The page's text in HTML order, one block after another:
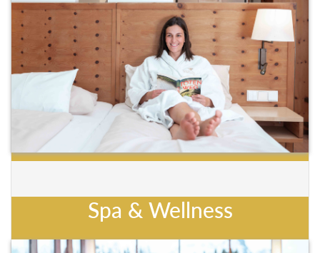
Spa & Wellness